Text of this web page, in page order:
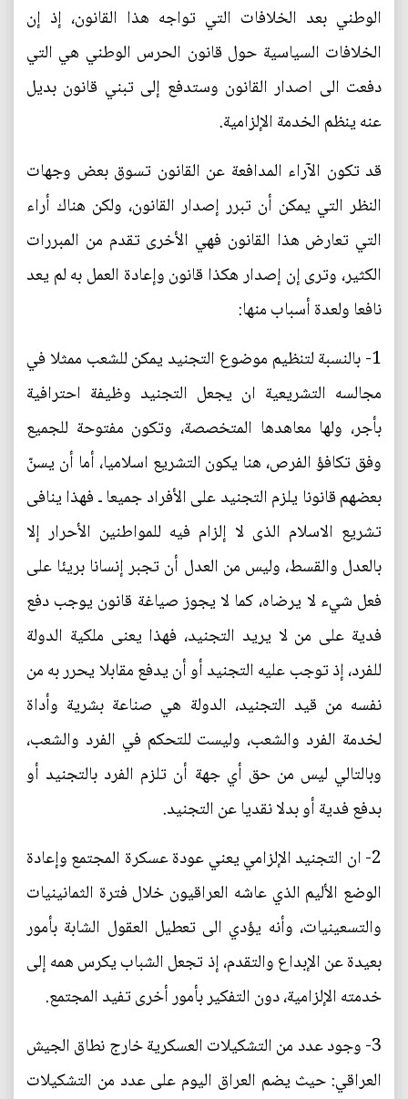
الوطني بعد الخلافات التي تواجه هذا القانون، إذ إن
الخلافات السياسية حول قانون الحرس الوطني هي التي
دفعت الى اصدار القانون وستدفع إلى تبني قانون بديل
عنه ينظم الخدمة الإلزامية.
قد تكون الآراء المدافعة عن القانون تسوق بعض وجهات
النظر التي يمكن أن تبرر إصدار القانون، ولكن هناك أراء
التي تعارض هذا القانون فهي الأخرى تقدم من المبررات
الكثير، وترى إن إصدار هكذا قانون وإعادة العمل به لم يعد
نافعا ولعدة أسباب منها:
1- بالنسبة لتنظيم موضوع التجنيد يمكن للشعب ممثلا في
مجالسه التشريعية ان يجعل التجنيد وظيفة احترافية
بأجر، ولها معاهدها المتخصصة، وتكون مفتوحة للجميع
وفق تكافؤ الفرص، هنا يكون التشريع اسلاميا، أما أن يسنّ
بعضهم قانونا يلزم التجنيد على الأفراد جميعا ـ فهذا ينافى
تشريع الاسلام الذى لا إلزام فيه للمواطنين الأحرار إلا
بالعدل والقسط، وليس من العدل أن تجبر إنسانا بريئا على
فعل شيء لا يرضاه، كما لا يجوز صياغة قانون يوجب دفع
فدية على من لا يريد التجنيد، فهذا يعنى ملكية الدولة
للفرد، إذ توجب عليه التجنيد أو أن يدفع مقابلا يحرر به من
نفسه من قيد التجنيد، الدولة هي صناعة بشرية وأداة
لخدمة الفرد والشعب، وليست للتحكم في الفرد والشعب،
وبالتالي ليس من حق أي جهة أن تلزم الفرد بالتجنيد أو
بدفع فدية أو بدلا نقديا عن التجنيد.
2- ان التجنيد الإلزامي يعني عودة عسكرة المجتمع وإعادة
الوضع الأليم الذي عاشه العراقيون خلال فترة الثمانينيات
والتسعينيات، وأنه يؤدي الى تعطيل العقول الشابة بأمور
بعيدة عن الإبداع والتقدم، إذ تجعل الشباب يكرس همه إلى
خدمته الإلزامية، دون التفكير بأمور أخرى تفيد المجتمع.
3- وجود عدد من التشكيلات العسكرية خارج نطاق الجيش
العراقي: حيث يضم العراق اليوم على عدد من التشكيلات